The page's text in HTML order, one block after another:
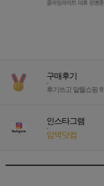
구매후기
-
후기쓰고 알뜰쇼핑
인스타그램
-
암벽닷컴